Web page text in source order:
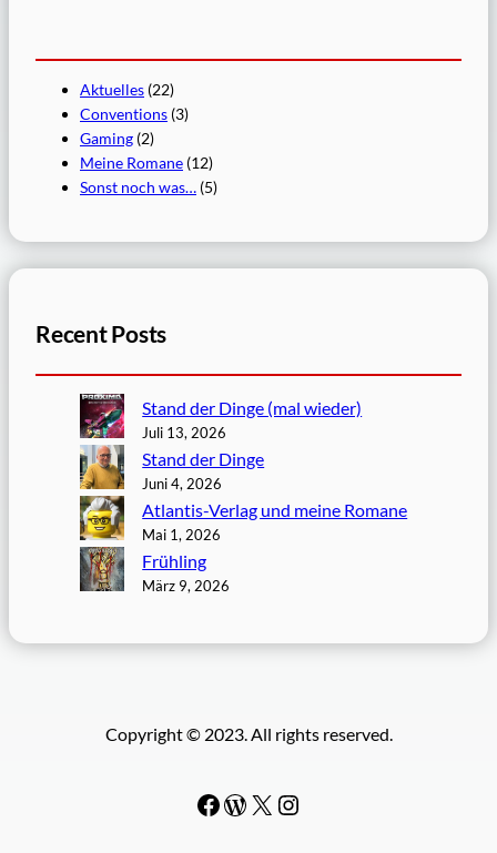
Aktuelles (22)
Conventions (3)
Gaming (2)
Meine Romane (12)
Sonst noch was… (5)
Recent Posts
Stand der Dinge (mal wieder)
Juli 13, 2026
Stand der Dinge
Juni 4, 2026
Atlantis-Verlag und meine Romane
Mai 1, 2026
Frühling
März 9, 2026
Copyright © 2023. All rights reserved.
Facebook WordPress # Instagram